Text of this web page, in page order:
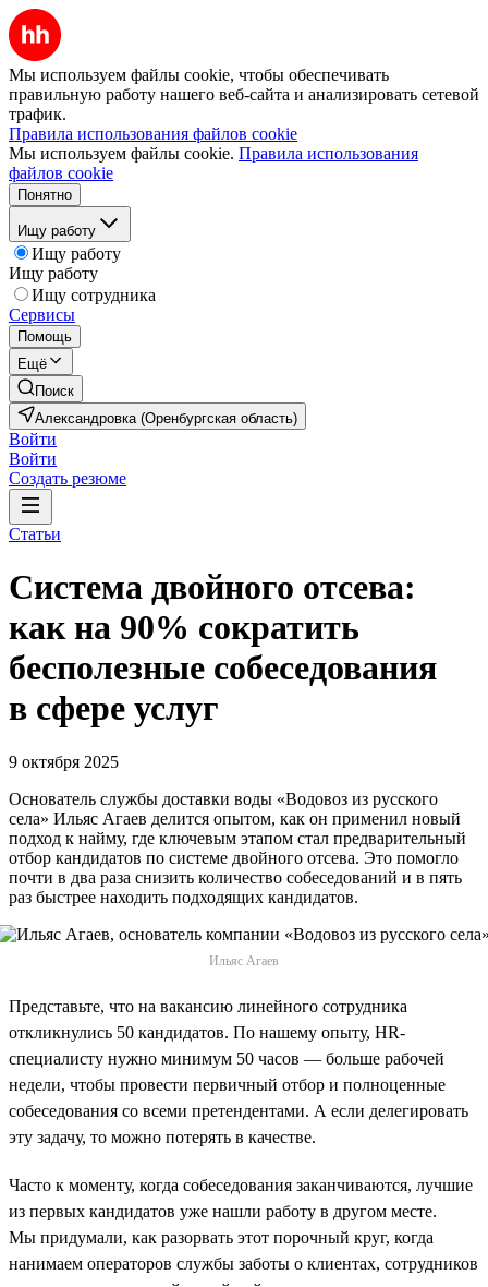
Мы используем файлы cookie, чтобы обеспечивать
правильную работу нашего веб-сайта и анализировать сетевой
трафик.
Правила использования файлов cookie
Мы используем файлы cookie. Правила использования
файлов cookie
Понятно
Ищу работу
Ищу работу
Ищу работу
Ищу сотрудника
Сервисы
Помощь
Ещё
Поиск
Александровка (Оренбургская область)
Войти
Войти
Создать резюме
Статьи
Система двойного отсева:
как на 90% сократить
бесполезные собеседования
в сфере услуг
9 октября 2025
Основатель службы доставки воды «Водовоз из русского
села» Ильяс Агаев делится опытом, как он применил новый
подход к найму, где ключевым этапом стал предварительный
отбор кандидатов по системе двойного отсева. Это помогло
почти в два раза снизить количество собеседований и в пять
раз быстрее находить подходящих кандидатов.
Ильяс Агаев
Представьте, что на вакансию линейного сотрудника
откликнулись 50 кандидатов. По нашему опыту, HR-
специалисту нужно минимум 50 часов — больше рабочей
недели, чтобы провести первичный отбор и полноценные
собеседования со всеми претендентами. А если делегировать
эту задачу, то можно потерять в качестве.
Часто к моменту, когда собеседования заканчиваются, лучшие
из первых кандидатов уже нашли работу в другом месте.
Мы придумали, как разорвать этот порочный круг, когда
нанимаем операторов службы заботы о клиентах, сотрудников